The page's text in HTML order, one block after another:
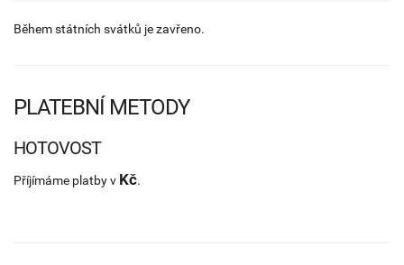
Během státních svátků je zavřeno.
PLATEBNÍ METODY
HOTOVOST
Příjímáme platby v Kč.